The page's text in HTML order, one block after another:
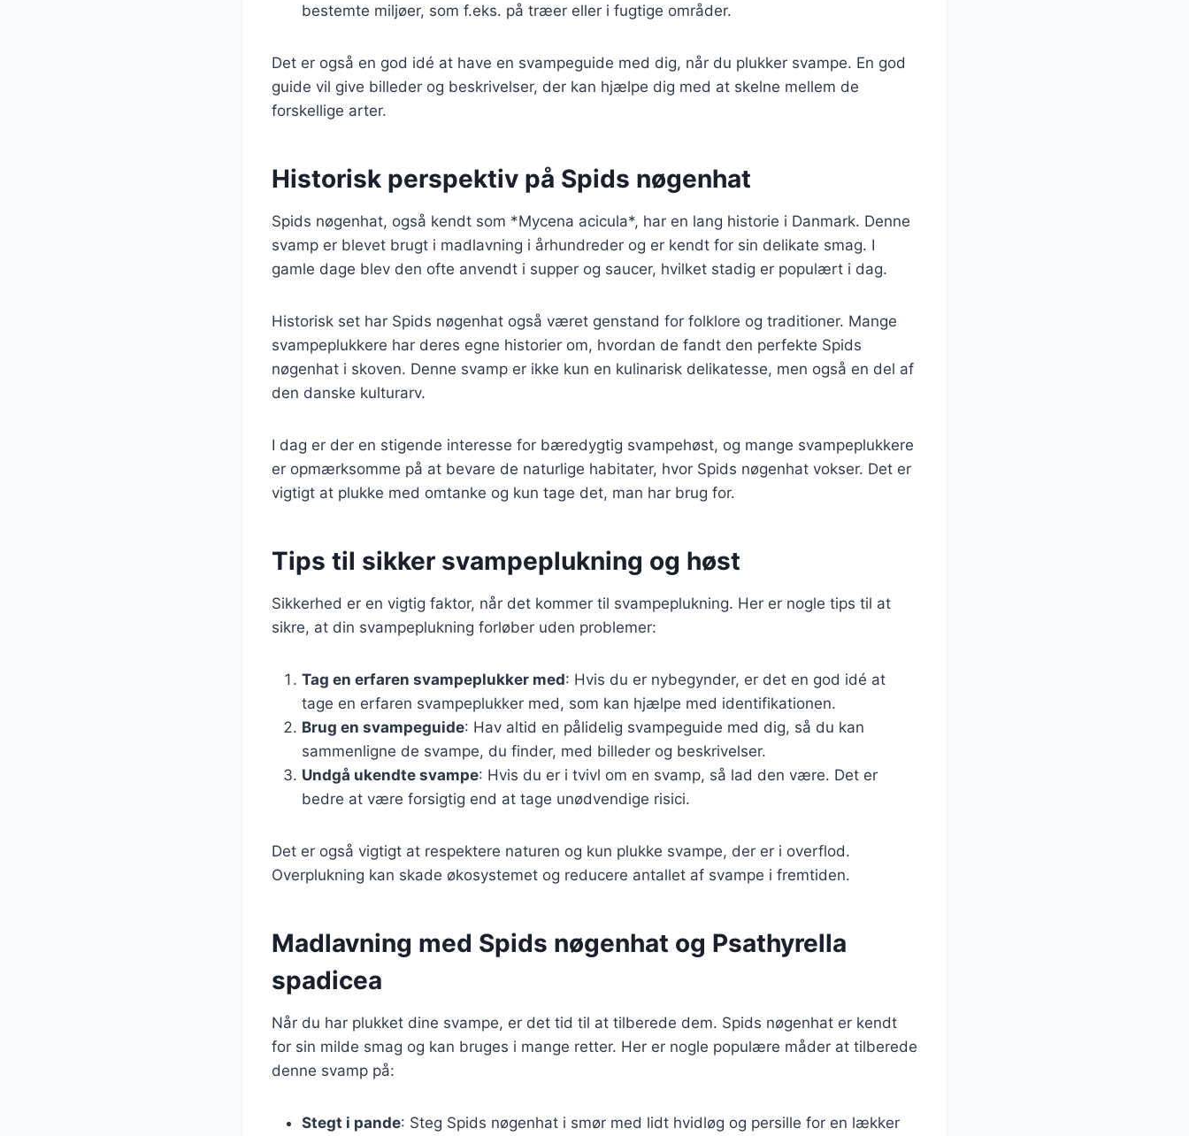
bestemte miljøer, som f.eks. på træer eller i fugtige områder.
Det er også en god idé at have en svampeguide med dig, når du plukker svampe. En god
guide vil give billeder og beskrivelser, der kan hjælpe dig med at skelne mellem de
forskellige arter.
Historisk perspektiv på Spids nøgenhat
Spids nøgenhat, også kendt som *Mycena acicula*, har en lang historie i Danmark. Denne
svamp er blevet brugt i madlavning i århundreder og er kendt for sin delikate smag. I
gamle dage blev den ofte anvendt i supper og saucer, hvilket stadig er populært i dag.
Historisk set har Spids nøgenhat også været genstand for folklore og traditioner. Mange
svampeplukkere har deres egne historier om, hvordan de fandt den perfekte Spids
nøgenhat i skoven. Denne svamp er ikke kun en kulinarisk delikatesse, men også en del af
den danske kulturarv.
I dag er der en stigende interesse for bæredygtig svampehøst, og mange svampeplukkere
er opmærksomme på at bevare de naturlige habitater, hvor Spids nøgenhat vokser. Det er
vigtigt at plukke med omtanke og kun tage det, man har brug for.
Tips til sikker svampeplukning og høst
Sikkerhed er en vigtig faktor, når det kommer til svampeplukning. Her er nogle tips til at
sikre, at din svampeplukning forløber uden problemer:
Tag en erfaren svampeplukker med: Hvis du er nybegynder, er det en god idé at
tage en erfaren svampeplukker med, som kan hjælpe med identifikationen.
Brug en svampeguide: Hav altid en pålidelig svampeguide med dig, så du kan
sammenligne de svampe, du finder, med billeder og beskrivelser.
Undgå ukendte svampe: Hvis du er i tvivl om en svamp, så lad den være. Det er
bedre at være forsigtig end at tage unødvendige risici.
Det er også vigtigt at respektere naturen og kun plukke svampe, der er i overflod.
Overplukning kan skade økosystemet og reducere antallet af svampe i fremtiden.
Madlavning med Spids nøgenhat og Psathyrella
spadicea
Når du har plukket dine svampe, er det tid til at tilberede dem. Spids nøgenhat er kendt
for sin milde smag og kan bruges i mange retter. Her er nogle populære måder at tilberede
denne svamp på:
Stegt i pande: Steg Spids nøgenhat i smør med lidt hvidløg og persille for en lækker